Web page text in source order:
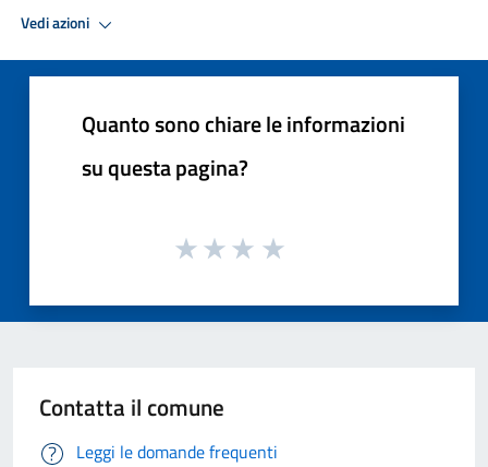
Vedi azioni
Quanto sono chiare le informazioni
su questa pagina?
Contatta il comune
Leggi le domande frequenti